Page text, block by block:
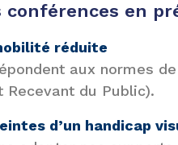
conférences en
réduite
aux normes
Recevant du Public).
d’un handicap